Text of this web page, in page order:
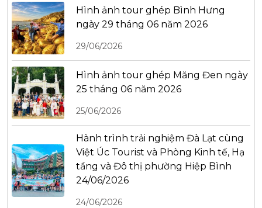
Hình ảnh tour ghép Bình Hưng
ngày 29 tháng 06 năm 2026
29/06/2026
Hình ảnh tour ghép Măng Đen ngày
25 tháng 06 năm 2026
25/06/2026
Hành trình trải nghiệm Đà Lạt cùng
Việt Úc Tourist và Phòng Kinh tế, Hạ
tầng và Đô thị phường Hiệp Bình
24/06/2026
24/06/2026